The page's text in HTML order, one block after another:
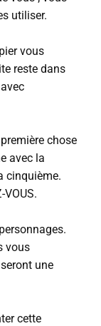
utiliser.
vous
reste dans
chose
avec la
cinquième.
VOUS.
vous
une
cette